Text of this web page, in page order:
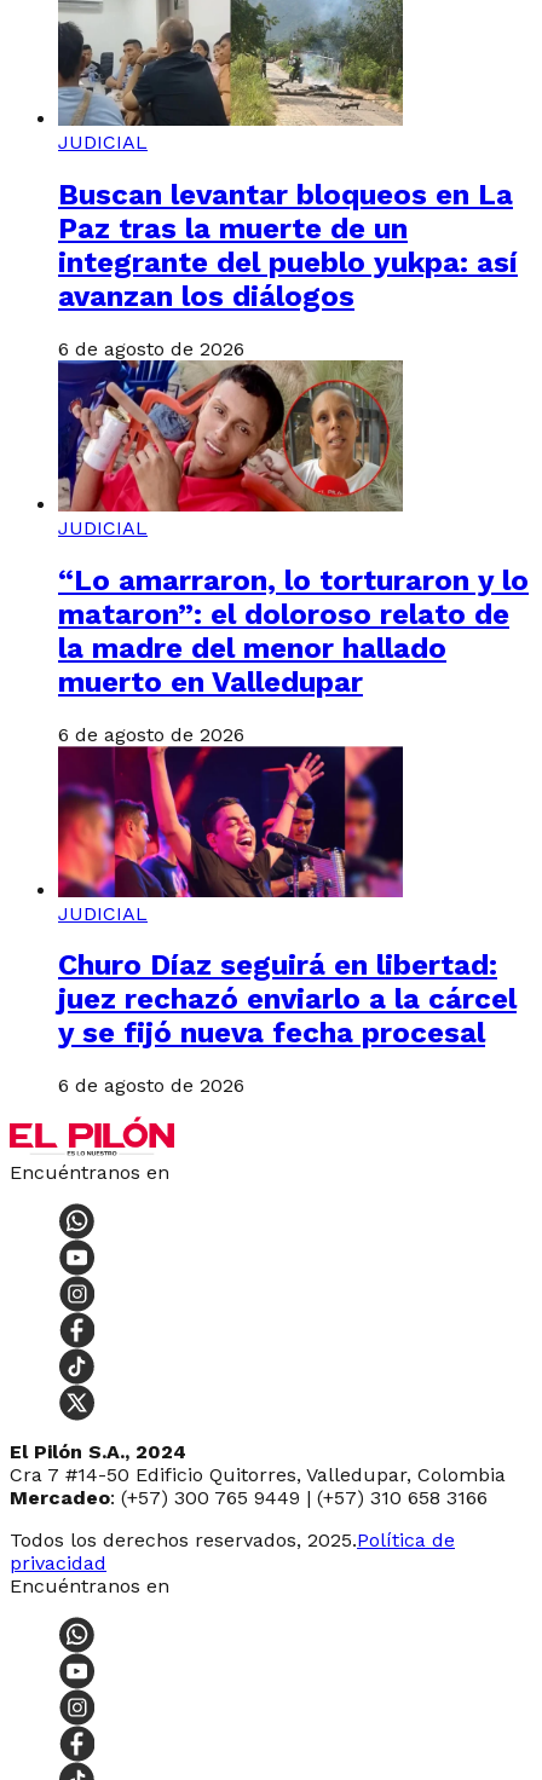
JUDICIAL
Buscan levantar bloqueos en La
Paz tras la muerte de un
integrante del pueblo yukpa: así
avanzan los diálogos
6 de agosto de 2026
JUDICIAL
“Lo amarraron, lo torturaron y lo
mataron”: el doloroso relato de
la madre del menor hallado
muerto en Valledupar
6 de agosto de 2026
JUDICIAL
Churo Díaz seguirá en libertad:
juez rechazó enviarlo a la cárcel
y se fijó nueva fecha procesal
6 de agosto de 2026
Encuéntranos en
El Pilón S.A., 2024
Cra 7 #14-50 Edificio Quitorres, Valledupar, Colombia
Mercadeo: (+57) 300 765 9449 | (+57) 310 658 3166
Todos los derechos reservados, 2025.Política de
privacidad
Encuéntranos en